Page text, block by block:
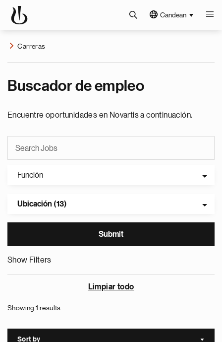
Candean
Carreras
Buscador de empleo
Encuentre oportunidades en Novartis a continuación.
Función
Ubicación (13)
Show Filters
Limpiar todo
Showing 1 results
Sort by